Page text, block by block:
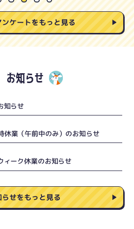
ケートをもっと見る
お知らせ
らせ
休業（午前中のみ）のお知らせ
ーク休業のお知らせ
らせをもっと見る